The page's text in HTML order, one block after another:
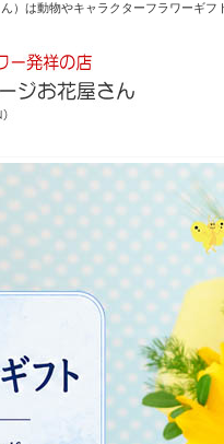
）は動物やキャラクターフラワーギフ